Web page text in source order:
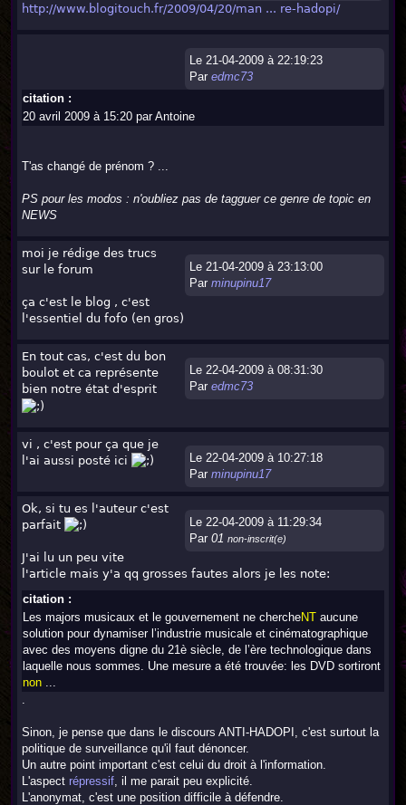
http://www.blogitouch.fr/2009/04/20/man ... re-hadopi/
Le 21-04-2009 à 22:19:23
Par edmc73
citation :
20 avril 2009 à 15:20 par Antoine
T'as changé de prénom ? ...
PS pour les modos : n'oubliez pas de tagguer ce genre de topic en
NEWS
Le 21-04-2009 à 23:13:00
Par minupinu17
moi je rédige des trucs
sur le forum
ça c'est le blog , c'est
l'essentiel du fofo (en gros)
Le 22-04-2009 à 08:31:30
Par edmc73
En tout cas, c'est du bon
boulot et ca représente
bien notre état d'esprit
Le 22-04-2009 à 10:27:18
Par minupinu17
vi , c'est pour ça que je
l'ai aussi posté ici
Le 22-04-2009 à 11:29:34
Par 01 non-inscrit(e)
Ok, si tu es l'auteur c'est
parfait
J'ai lu un peu vite
l'article mais y'a qq grosses fautes alors je les note:
citation :
Les majors musicaux et le gouvernement ne chercheNT aucune
solution pour dynamiser l’industrie musicale et cinématographique
avec des moyens digne du 21è siècle, de l’ère technologique dans
laquelle nous sommes. Une mesure a été trouvée: les DVD sortiront
non ...
.
Sinon, je pense que dans le discours ANTI-HADOPI, c'est surtout la
politique de surveillance qu'il faut dénoncer.
Un autre point important c'est celui du droit à l'information.
L'aspect répressif, il me parait peu explicité.
L'anonymat, c'est une position difficile à défendre.